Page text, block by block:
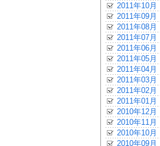
2011年10月
2011年09月
2011年08月
2011年07月
2011年06月
2011年05月
2011年04月
2011年03月
2011年02月
2011年01月
2010年12月
2010年11月
2010年10月
2010年09月